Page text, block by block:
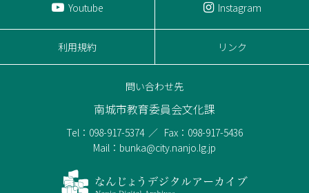
Youtube Instagram
利用規約 リンク
問い合わせ先
南城市教育委員会文化課
Tel：098-917-5374
Fax：098-917-5436
Mail：bunka@city.nanjo.lg.jp